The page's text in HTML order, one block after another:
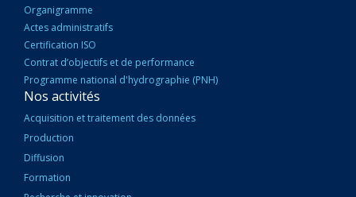
Organigramme
Actes administratifs
Certification ISO
Contrat d’objectifs et de performance
Programme national d'hydrographie (PNH)
Nos activités
Acquisition et traitement des données
Production
Diffusion
Formation